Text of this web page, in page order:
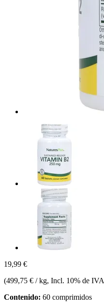
19,99 €
(499,75 € / kg, Incl. 10% de IVA
Contenido: 60 comprimidos